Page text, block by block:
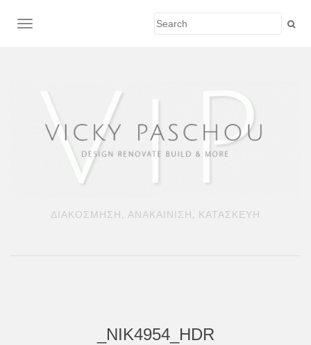
TOGGLE NAVIGATION
ΔΙΑΚΟΣΜΗΣΗ, ΑΝΑΚΑΙΝΙΣΗ, ΚΑΤΑΣΚΕΥΗ
_NIK4954_HDR